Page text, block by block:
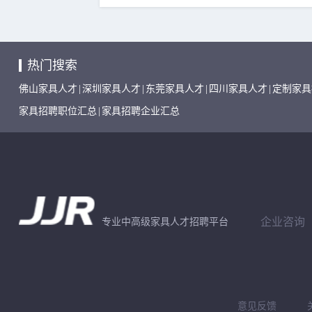
热门搜索
佛山家具人才 深圳家具人才 东莞家具人才 四川家具人才 定制家
家具招聘职位汇总 家具招聘企业汇总
专业中高级家具人才招聘平台 企业咨询
意见反馈